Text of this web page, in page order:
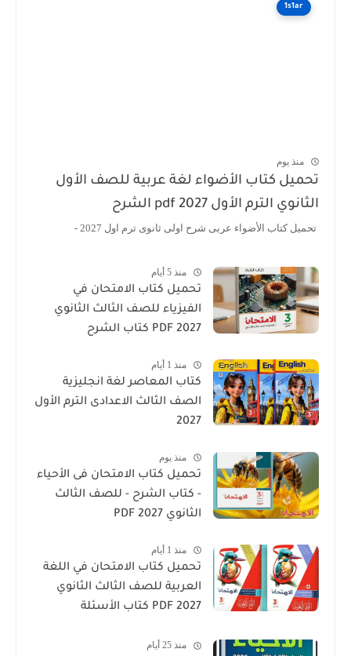
1s1ar
منذ يوم
تحميل كتاب الأضواء لغة عربية للصف الأول
الثانوي الترم الأول 2027 pdf الشرح
تحميل كتاب الأضواء عربى شرح اولى ثانوى ترم اول 2027 -
منذ 5 أيام
تحميل كتاب الامتحان في
الفيزياء للصف الثالث الثانوي
2027 PDF كتاب الشرح
منذ 1 أيام
كتاب المعاصر لغة انجليزية
الصف الثالث الاعدادى الترم الأول
2027
منذ يوم
تحميل كتاب الامتحان فى الأحياء
- كتاب الشرح - للصف الثالث
الثانوي 2027 PDF
منذ 1 أيام
تحميل كتاب الامتحان في اللغة
العربية للصف الثالث الثانوي
2027 PDF كتاب الأسئلة
منذ 25 أيام